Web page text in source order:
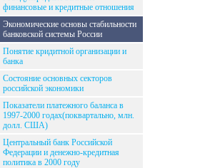
финансовые и кредитные отношения
Экономические основы стабильности
банковской системы России
Понятие кридитной организации и
банка
Состояние основных секторов
российской экономики
Показатели платежного баланса в
1997-2000 годах(поквартально, млн.
долл. США)
Центральный банк Российской
Федерации и денежно-кредитная
политика в 2000 году